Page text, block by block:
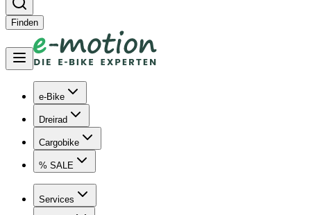
Finden
e-Bike
Dreirad
Cargobike
% SALE
Services